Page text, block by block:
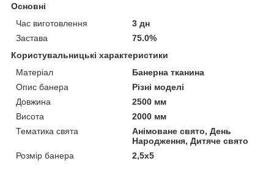
Основні
Час виготовлення
3 дн
Застава
75.0%
Користувальницькі характеристики
Матеріал
Банерна тканина
Опис банера
Різні моделі
Довжина
2500 мм
Висота
2000 мм
Тематика свята
Анімоване свято, День
Народження, Дитяче свято
Розмір банера
2,5х5